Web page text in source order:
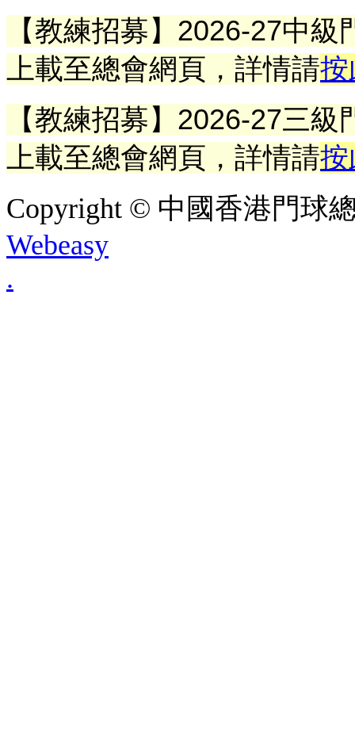
【教練招募】2026-27中
上載至總會網頁 ，詳情請按
【教練招募】2026-27三
上載至總會網頁 ，詳情請按
Copyright © 中國香港門球
Webeasy
.